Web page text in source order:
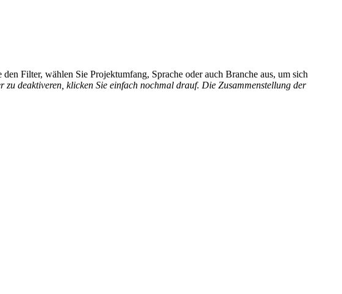
Filter, wählen Sie Projektumfang, Sprache oder auch Branche aus, um sich
zu deaktiveren, klicken Sie einfach nochmal drauf. Die Zusammenstellung der